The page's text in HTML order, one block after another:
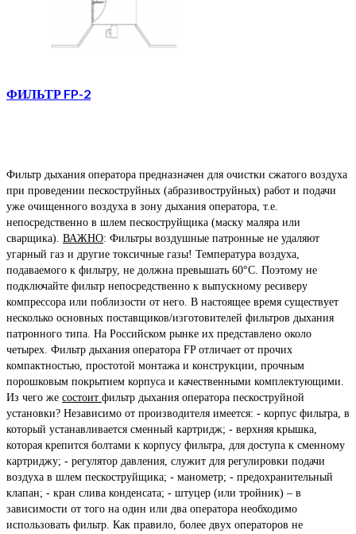
ФИЛЬТР FP-2
Фильтр дыхания оператора предназначен для очистки сжатого воздуха
при проведении пескоструйных (абразивоструйных) работ и подачи
уже очищенного воздуха в зону дыхания оператора, т.е.
непосредственно в шлем пескоструйщика (маску маляра или
сварщика). ВАЖНО: Фильтры воздушные патронные не удаляют
угарный газ и другие токсичные газы! Температура воздуха,
подаваемого к фильтру, не должна превышать 60°С. Поэтому не
подключайте фильтр непосредственно к выпускному ресиверу
компрессора или поблизости от него. В настоящее время существует
несколько основных поставщиков/изготовителей фильтров дыхания
патронного типа. На Российском рынке их представлено около
четырех. Фильтр дыхания оператора FP отличает от прочих
компактностью, простотой монтажа и конструкции, прочным
порошковым покрытием корпуса и качественными комплектующими.
Из чего же состоит фильтр дыхания оператора пескоструйной
установки? Независимо от производителя имеется: - корпус фильтра, в
который устанавливается сменный картридж; - верхняя крышка,
которая крепится болтами к корпусу фильтра, для доступа к сменному
картриджу; - регулятор давления, служит для регулировки подачи
воздуха в шлем пескоструйщика; - манометр; - предохранительный
клапан; - кран слива конденсата; - штуцер (или тройник) – в
зависимости от того на один или два оператора необходимо
использовать фильтр. Как правило, более двух операторов не